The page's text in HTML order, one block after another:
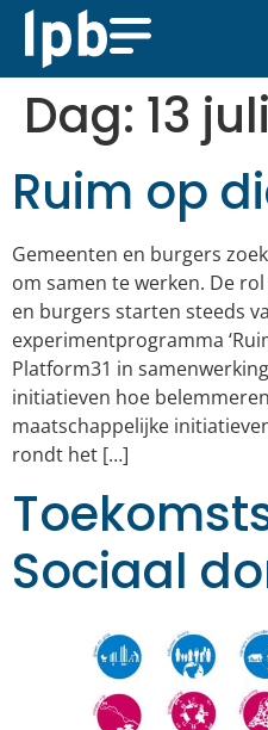
Dag: 13
Ruim op
Gemeenten en burgers
om samen te werken. De
en burgers starten steeds
experimentprogramma
Platform31 in
initiatieven hoe
maatschappelijke
rondt het […]
Sociaal